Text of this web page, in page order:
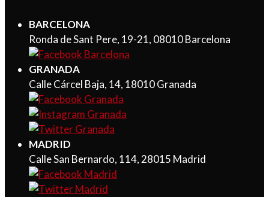
BARCELONA
Ronda de Sant Pere, 19-21, 08010 Barcelona
GRANADA
Calle Cárcel Baja, 14, 18010 Granada
MADRID
Calle San Bernardo, 114, 28015 Madrid